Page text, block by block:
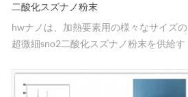
二酸化スズナノ粉末
hwナノは、加熱要素用の様々なサイズの
超微細sno2二酸化スズナノ粉末を供給す